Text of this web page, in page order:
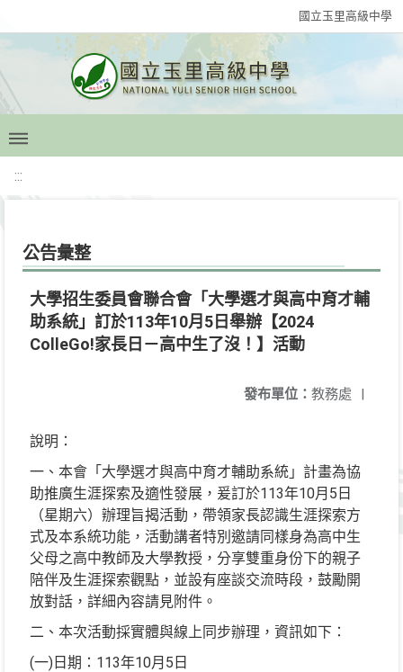
國立玉里高級中學
:::
公告彙整
大學招生委員會聯合會「大學選才與高中育才輔
助系統」訂於113年10月5日舉辦【2024
ColleGo!家長日－高中生了沒！】活動
發布單位： 教務處 |
說明：
一、本會「大學選才與高中育才輔助系統」計畫為協
助推廣生涯探索及適性發展，爰訂於113年10月5日
（星期六）辦理旨揭活動，帶領家長認識生涯探索方
式及本系統功能，活動講者特別邀請同樣身為高中生
父母之高中教師及大學教授，分享雙重身份下的親子
陪伴及生涯探索觀點，並設有座談交流時段，鼓勵開
放對話，詳細內容請見附件。
二、本次活動採實體與線上同步辦理，資訊如下：
(一)日期：113年10月5日